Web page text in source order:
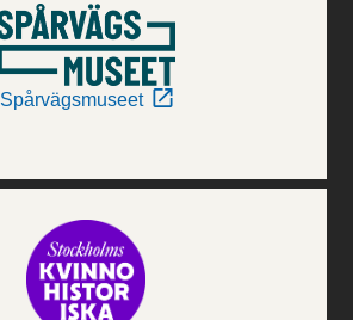
Spårvägsmuseet